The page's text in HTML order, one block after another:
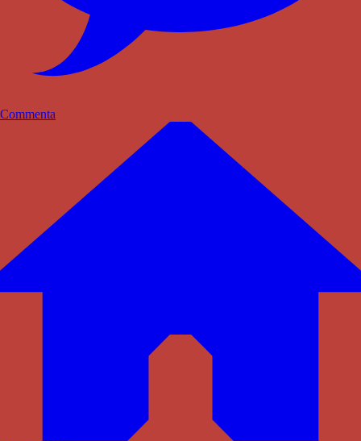
Commenta